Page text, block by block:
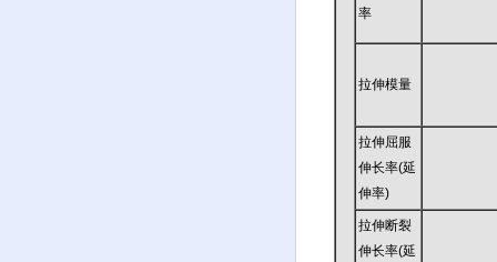
率
拉伸模量
拉伸屈服
伸长率(延
伸率)
拉伸断裂
伸长率(延